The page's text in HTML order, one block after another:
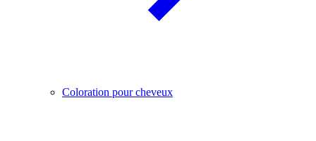
Coloration pour cheveux